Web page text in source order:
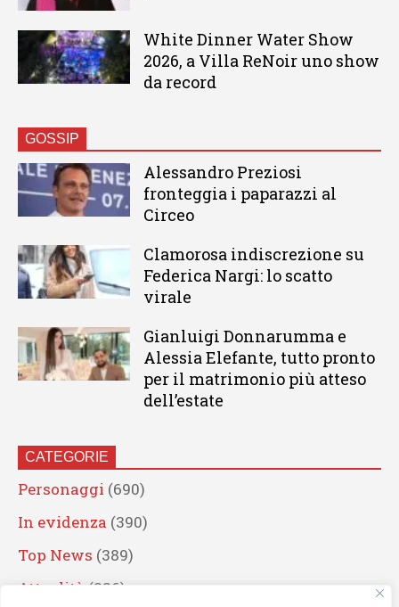
White Dinner Water Show
2026, a Villa ReNoir uno show
da record
GOSSIP
Alessandro Preziosi
fronteggia i paparazzi al
Circeo
Clamorosa indiscrezione su
Federica Nargi: lo scatto
virale
Gianluigi Donnarumma e
Alessia Elefante, tutto pronto
per il matrimonio più atteso
dell’estate
CATEGORIE
Personaggi (690)
In evidenza (390)
Top News (389)
Attualità (336)